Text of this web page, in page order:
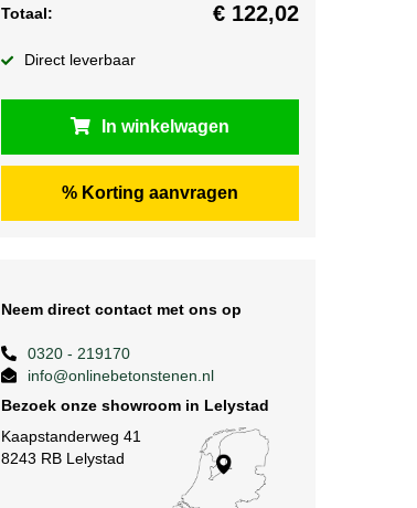
Totaal: € 122,02
Direct leverbaar
In winkelwagen
% Korting aanvragen
Neem direct contact met ons op
0320 - 219170
info@onlinebetonstenen.nl
Bezoek onze showroom in Lelystad
Kaapstanderweg 41
8243 RB Lelystad